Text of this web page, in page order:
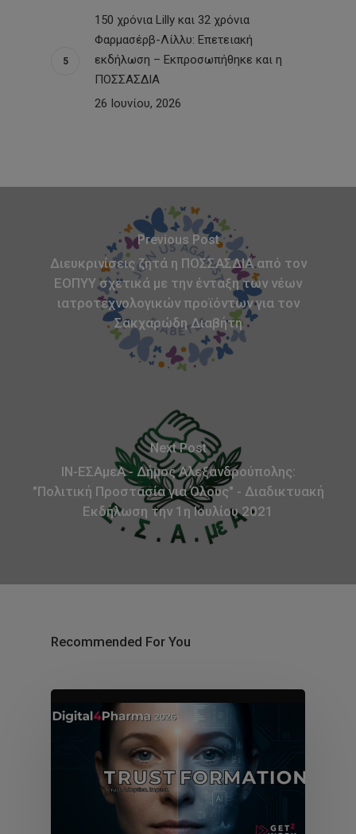
150 χρόνια Lilly και 32 χρόνια
Φαρμασέρβ-Λίλλυ: Eπετειακή
εκδήλωση – Εκπροσωπήθηκε και η
ΠΟΣΣΑΣΔΙΑ
26 Ιουνίου, 2026
Previous Post
Διευκρινίσεις ζητά η ΠΟΣΣΑΣΔΙΑ από τον
ΕΟΠΥΥ σχετικά με την ένταξη των νέων
ιατροτεχνολογικών προϊόντων για τον
Σακχαρώδη Διαβήτη
Next Post
ΙΝ-ΕΣΑμεΑ - Δήμος Αλεξανδρούπολης:
"Πολιτική Προστασία για Όλους" - Διαδικτυακή
Εκδήλωση την 1η Ιουλίου 2021
Recommended For You